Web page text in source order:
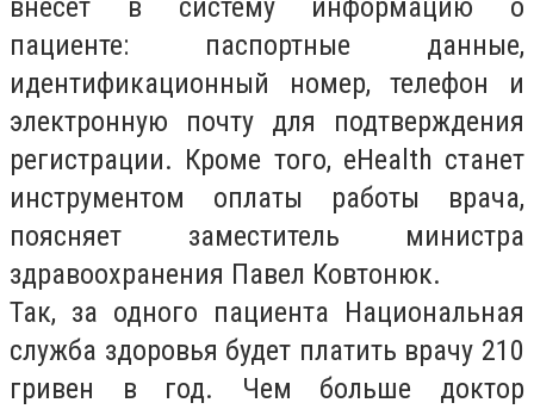
внесет в систему информацию о
пациенте: паспортные данные,
идентификационный номер, телефон и
электронную почту для подтверждения
регистрации. Кроме того, eHealth станет
инструментом оплаты работы врача,
поясняет заместитель министра
здравоохранения Павел Ковтонюк.
Так, за одного пациента Национальная
служба здоровья будет платить врачу 210
гривен в год. Чем больше доктор